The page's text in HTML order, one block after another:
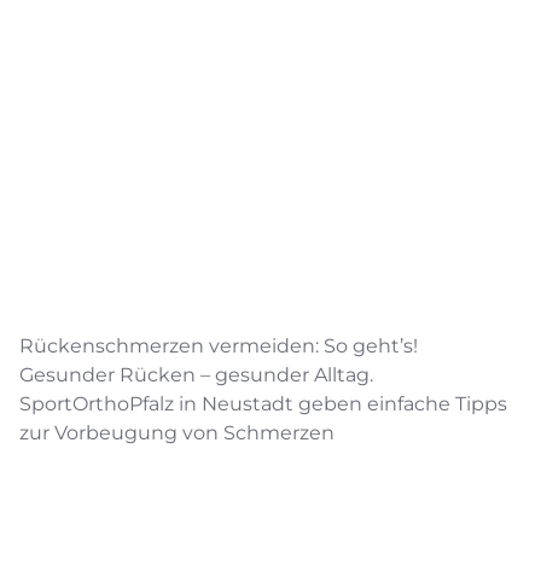
Rückenschmerzen vermeiden: So geht’s!
Gesunder Rücken – gesunder Alltag.
SportOrthoPfalz in Neustadt geben einfache Tipps
zur Vorbeugung von Schmerzen